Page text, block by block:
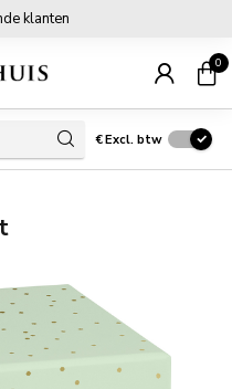
klanten
0
€Excl. btw